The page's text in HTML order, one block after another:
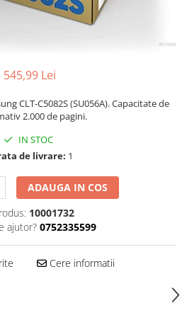
545,99 Lei
CLT-C5082S (SU056A). Capacitate de
2.000 de pagini.
IN STOC
de livrare: 1
ADAUGA IN COS
10001732
ajutor? 0752335599
Cere informatii